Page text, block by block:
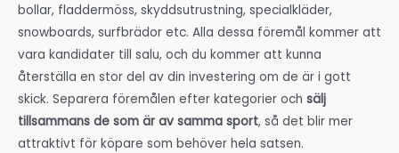
bollar, fladdermöss, skyddsutrustning, specialkläder,
snowboards, surfbrädor etc. Alla dessa föremål kommer att
vara kandidater till salu, och du kommer att kunna
återställa en stor del av din investering om de är i gott
skick. Separera föremålen efter kategorier och sälj
tillsammans de som är av samma sport, så det blir mer
attraktivt för köpare som behöver hela satsen.